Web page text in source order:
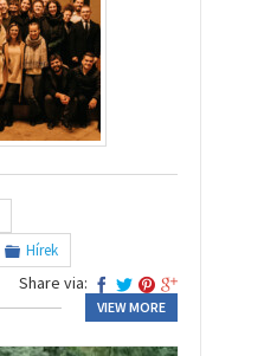
Hírek
Share via:
VIEW MORE